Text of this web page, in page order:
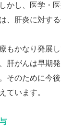
かし、医学・
、肝炎に対す
もかなり発展
肝がんは早期
そのために今
ています。